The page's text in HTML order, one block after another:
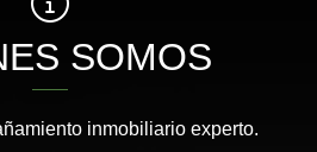
SOMOS
inmobiliario experto.